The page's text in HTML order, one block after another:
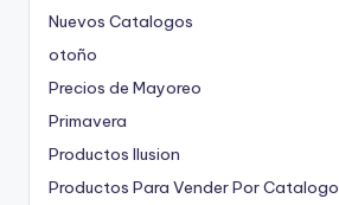
Nuevos Catalogos
otoño
Precios de Mayoreo
Primavera
Productos Ilusion
Productos Para Vender Por Catalogo